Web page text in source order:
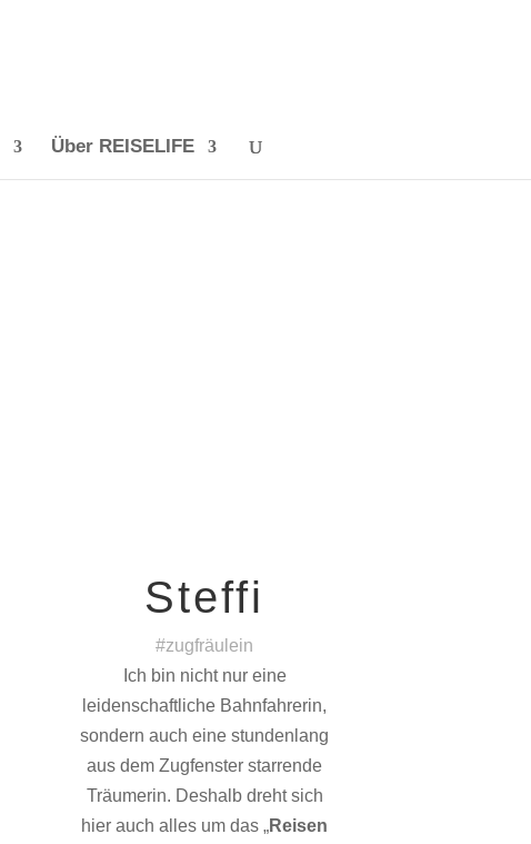
Über REISELIFE
Steffi
#zugfräulein
Ich bin nicht nur eine
leidenschaftliche Bahnfahrerin,
sondern auch eine stundenlang
aus dem Zugfenster starrende
Träumerin. Deshalb dreht sich
hier auch alles um das „Reisen